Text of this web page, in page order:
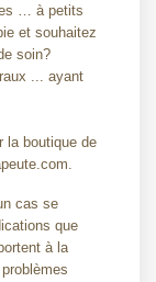
… à petits
et souhaitez
soin?
... ayant
la boutique de
cas se
que
à la